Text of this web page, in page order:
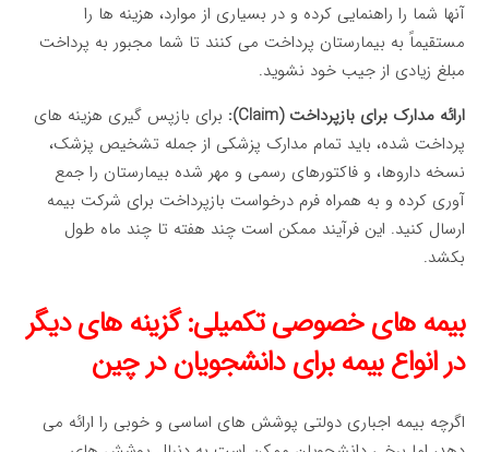
آنها شما را راهنمایی کرده و در بسیاری از موارد، هزینه ها را
مستقیماً به بیمارستان پرداخت می کنند تا شما مجبور به پرداخت
مبلغ زیادی از جیب خود نشوید.
ارائه مدارک برای بازپرداخت (Claim):
برای بازپس گیری هزینه های
پرداخت شده، باید تمام مدارک پزشکی از جمله تشخیص پزشک،
نسخه داروها، و فاکتورهای رسمی و مهر شده بیمارستان را جمع
آوری کرده و به همراه فرم درخواست بازپرداخت برای شرکت بیمه
ارسال کنید. این فرآیند ممکن است چند هفته تا چند ماه طول
بکشد.
بیمه های خصوصی تکمیلی: گزینه های دیگر
در انواع بیمه برای دانشجویان در چین
اگرچه بیمه اجباری دولتی پوشش های اساسی و خوبی را ارائه می